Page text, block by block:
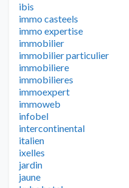
ibis
immo casteels
immo expertise
immobilier
immobilier particulier
immobiliere
immobilieres
immoexpert
immoweb
infobel
intercontinental
italien
ixelles
jardin
jaune